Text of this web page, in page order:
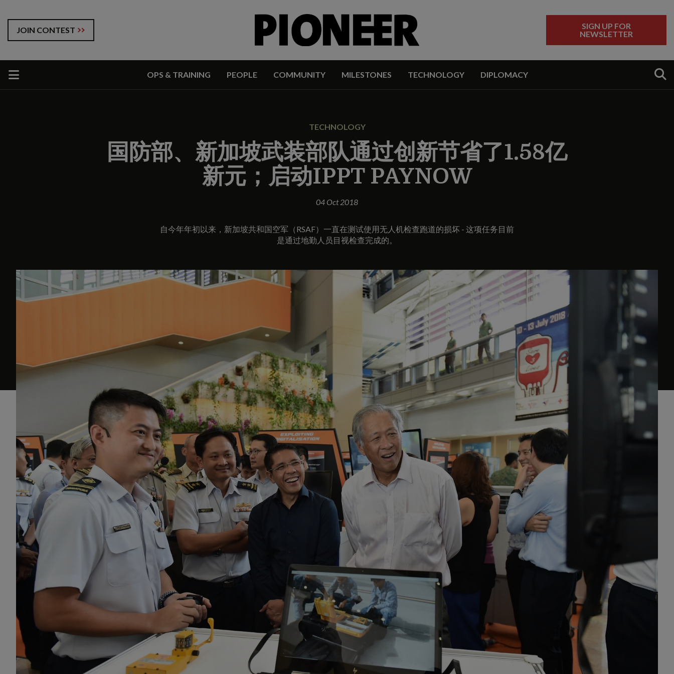
JOIN CONTEST
SIGN UP FOR
NEWSLETTER
OPS & TRAINING PEOPLE COMMUNITY MILESTONES TECHNOLOGY DIPLOMACY
TECHNOLOGY
国防部、新加坡武装部队通过创新节省了1.58亿
新元；启动IPPT PAYNOW
04 Oct 2018
自今年年初以来，新加坡共和国空军（RSAF）一直在测试使用无人机检查跑道的损坏 - 这项任务目前
是通过地勤人员目视检查完成的。